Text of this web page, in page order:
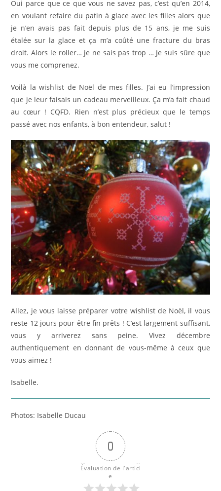
Oui parce que ce que vous ne savez pas, c’est qu’en 2014,
en voulant refaire du patin à glace avec les filles alors que
je n’en avais pas fait depuis plus de 15 ans, je me suis
étalée sur la glace et ça m’a coûté une fracture du bras
droit. Alors le roller… je ne sais pas trop … Je suis sûre que
vous me comprenez.
Voilà la wishlist de Noël de mes filles. J’ai eu l’impression
que je leur faisais un cadeau merveilleux. Ça m’a fait chaud
au cœur ! CQFD. Rien n’est plus précieux que le temps
passé avec nos enfants, à bon entendeur, salut !
Allez, je vous laisse préparer votre wishlist de Noël, il vous
reste 12 jours pour être fin prêts ! C’est largement suffisant,
vous y arriverez sans peine. Vivez décembre
authentiquement en donnant de vous-même à ceux que
vous aimez !
Isabelle.
Photos: Isabelle Ducau
0
Évaluation de l'articl
e